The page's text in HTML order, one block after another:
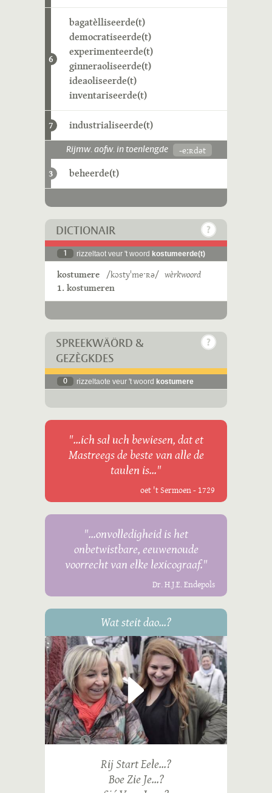
6
bagatèlliseerde(t)
democratiseerde(t)
experimenteerde(t)
ginneraoliseerde(t)
ideaoliseerde(t)
inventariseerde(t)
7 industrialiseerde(t)
Rijmw. aofw. in toenlengde -eːʀdət
3 beheerde(t)
DICTIONAIR
1 rizzeltaot veur 't woord kostumeerde(t)
kostumere /kɔstyˈmeˑʀə/ wèrkwoord
1. kostumeren
SPREEKWÄÖRD &
GEZÈGKDES
0 rizzeltaote veur 't woord kostumere
"...ich sal uch bewiesen, dat et
Mastreegs de beste van alle de
taulen is..."
oet 't Sermoen - 1729
"...onvolledigheid is het
onbetwistbare, eeuwenoude
voorrecht van elke lexicograaf."
Dr. H.J.E. Endepols
Wat steit dao...?
Rij Start Eele...?
Boe Zie Je...?